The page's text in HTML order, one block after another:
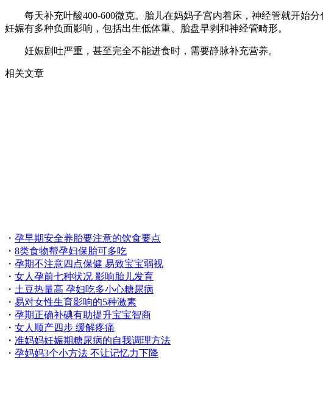
每天补充叶酸400-600微克。胎儿在妈妈子宫内着床，神经管就开始分
妊娠有多种负面影响，包括出生低体重、胎盘早剥和神经管畸形。
妊娠剧吐严重，甚至完全不能进食时，需要静脉补充营养。
相关文章
・ 孕早期安全养胎要注意的饮食要点
・ 8类食物帮孕妇保胎可多吃
・ 孕期不注意四点保健 易致宝宝弱视
・ 女人孕前七种状况 影响胎儿发育
・ 土豆热量高 孕妇吃多小心糖尿病
・ 易对女性生育影响的5种激素
・ 孕期正确补碘有助提升宝宝智商
・ 女人顺产四步 缓解疼痛
・ 准妈妈妊娠期糖尿病的自我调理方法
・ 孕妈妈3个小方法 不让记忆力下降